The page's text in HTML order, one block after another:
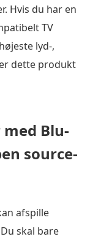
Hvis du har en
TV
lyd-,
dette produkt
med Blu-
source-
afspille
skal bare